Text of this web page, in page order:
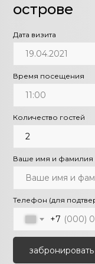
острове
Дата визита
Время посещения
Количество гостей
Ваше имя и фамилия
Телефон (для
+7
забронировать